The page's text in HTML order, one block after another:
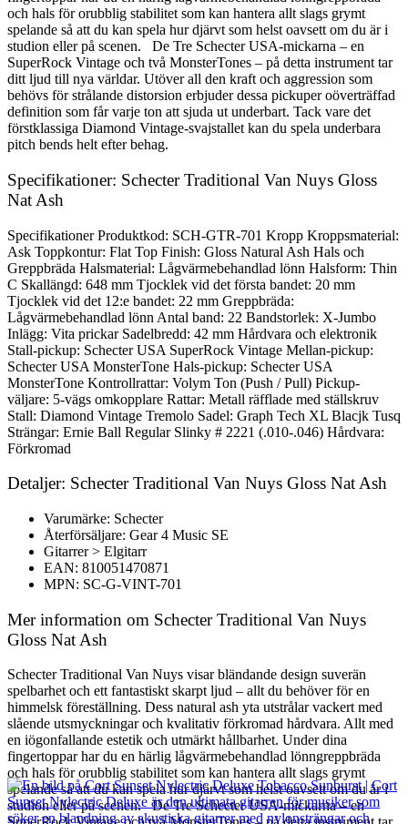
och hals för orubblig stabilitet som kan hantera allt slags grymt
spelande så att du kan spela hur djärvt som helst oavsett om du är i
studion eller på scenen. De Tre Schecter USA-mickarna – en
SuperRock Vintage och två MonsterTones – på detta instrument tar
ditt ljud till nya världar. Utöver all den kraft och aggression som
behövs för strålande distorsion erbjuder dessa pickuper oöverträffad
definition som får varje ton att sjuda ut underbart. Tack vare det
förstklassiga Diamond Vintage-svajstallet kan du spela underbara
pitch bends helt efter behag.
Specifikationer: Schecter Traditional Van Nuys Gloss
Nat Ash
Specifikationer Produktkod: SCH-GTR-701 Kropp Kroppsmaterial:
Ask Toppkontur: Flat Top Finish: Gloss Natural Ash Hals och
Greppbräda Halsmaterial: Lågvärmebehandlad lönn Halsform: Thin
C Skallängd: 648 mm Tjocklek vid det första bandet: 20 mm
Tjocklek vid det 12:e bandet: 22 mm Greppbräda:
Lågvärmebehandlad lönn Antal band: 22 Bandstorlek: X-Jumbo
Inlägg: Vita prickar Sadelbredd: 42 mm Hårdvara och elektronik
Stall-pickup: Schecter USA SuperRock Vintage Mellan-pickup:
Schecter USA MonsterTone Hals-pickup: Schecter USA
MonsterTone Kontrollrattar: Volym Ton (Push / Pull) Pickup-
väljare: 5-vägs omkopplare Rattar: Metall räfflade med ställskruv
Stall: Diamond Vintage Tremolo Sadel: Graph Tech XL Blacjk Tusq
Strängar: Ernie Ball Regular Slinky # 2221 (.010-.046) Hårdvara:
Förkromad
Detaljer: Schecter Traditional Van Nuys Gloss Nat Ash
Varumärke: Schecter
Återförsäljare: Gear 4 Music SE
Gitarrer > Elgitarr
EAN: 810051470871
MPN: SC-G-VINT-701
Mer information om Schecter Traditional Van Nuys
Gloss Nat Ash
Schecter Traditional Van Nuys visar bländande design suverän
spelbarhet och ett fantastiskt skarpt ljud – allt du behöver för en
himmelsk föreställning. Dess natural ash yta utstrålar vackert med
slående utsmyckningar och kvalitativ förkromad hårdvara. Allt med
en iögonfallande estetik och utmärkt hållbarhet. Under dina
fingertoppar har du en härlig lågvärmebehandlad lönngreppbräda
och hals för orubblig stabilitet som kan hantera allt slags grymt
spelande så att du kan spela hur djärvt som helst oavsett om du är i
studion eller på scenen. De Tre Schecter USA-mickarna – en